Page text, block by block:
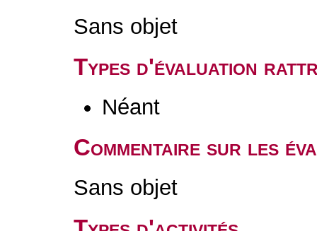
Sans objet
Types d'évaluation
Néant
Commentaire sur les
Sans objet